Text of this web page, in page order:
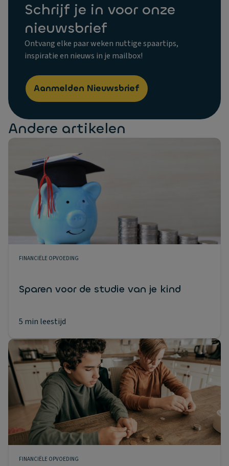
Schrijf je in voor onze
nieuwsbrief
Ontvang elke paar weken nuttige spaartips,
inspiratie en nieuws in je mailbox!
Aanmelden Nieuwsbrief
Andere artikelen
FINANCIËLE OPVOEDING
Sparen voor de studie van je kind
5 min leestijd
FINANCIËLE OPVOEDING